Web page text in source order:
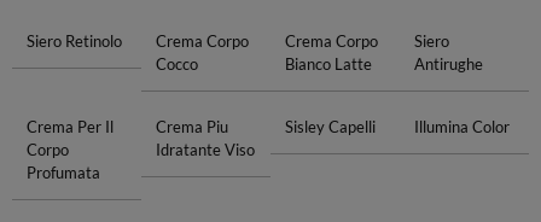
Siero Retinolo
Crema Corpo
Cocco
Crema Corpo
Bianco Latte
Siero
Antirughe
Crema Per Il
Corpo
Profumata
Crema Piu
Idratante Viso
Sisley Capelli Illumina Color